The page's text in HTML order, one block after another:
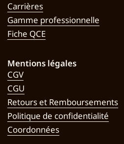
Carrières
Gamme professionnelle
Fiche QCE
Mentions légales
CGV
CGU
Retours et Remboursements
Politique de confidentialité
Coordonnées